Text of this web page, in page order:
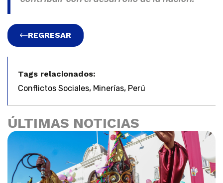
REGRESAR
Tags relacionados:
Conflictos Sociales, Minerías, Perú
ÚLTIMAS NOTICIAS